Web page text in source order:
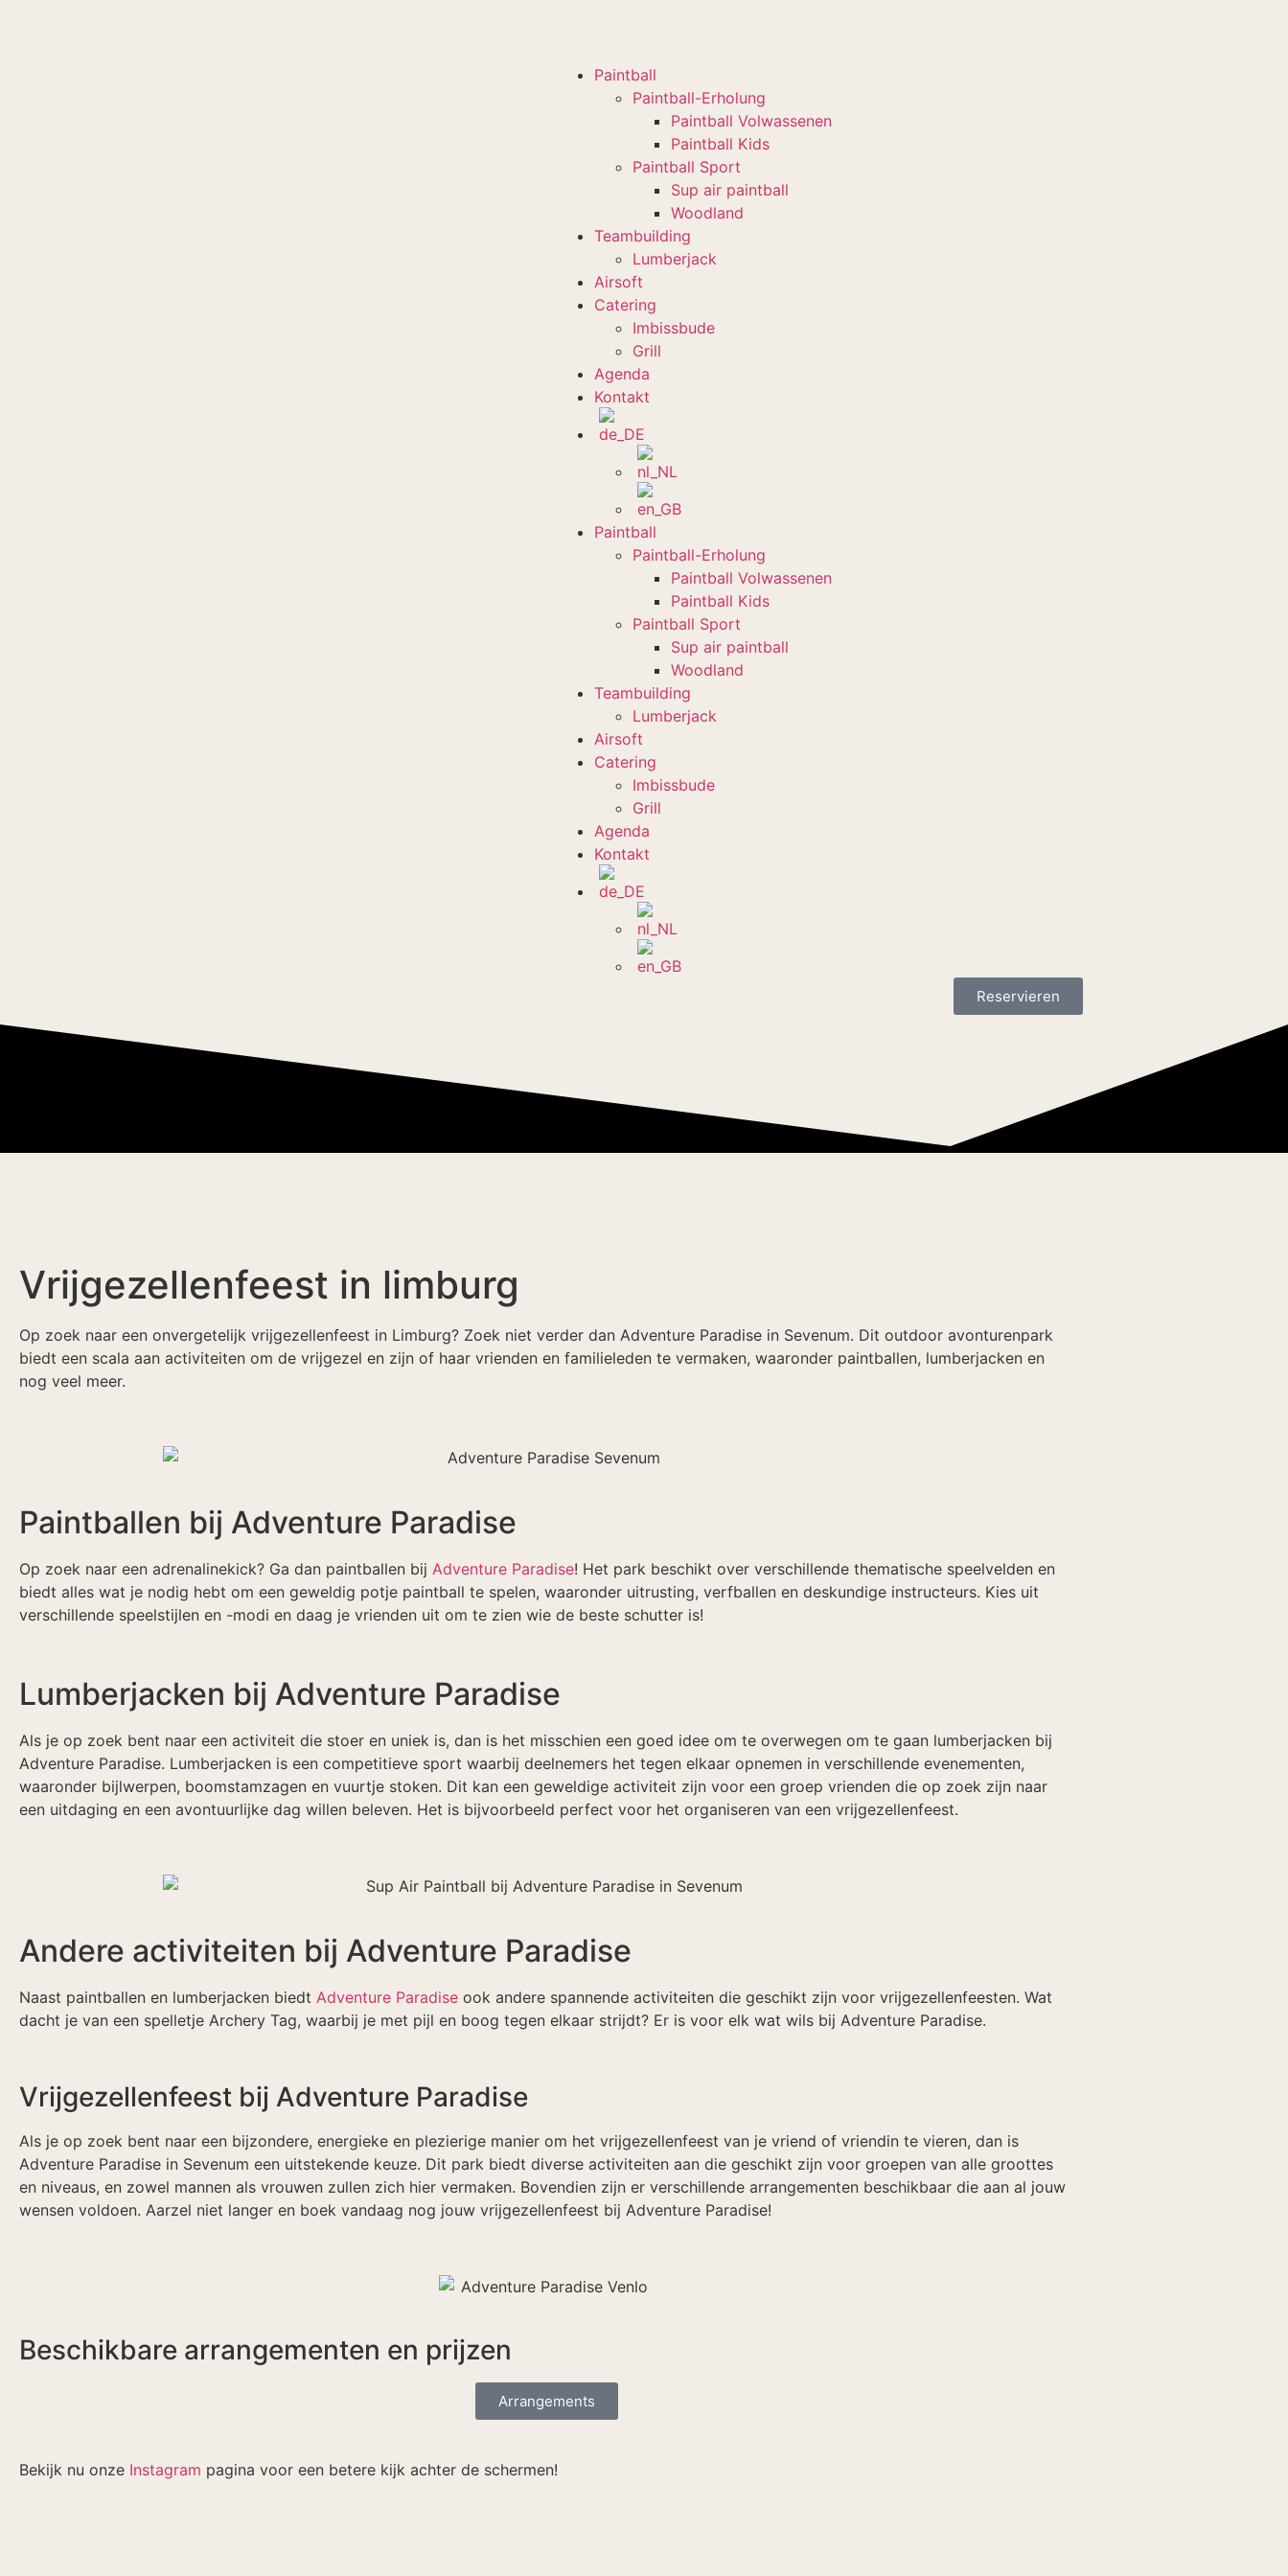
Paintball
Paintball-Erholung
Paintball Volwassenen
Paintball Kids
Paintball Sport
Sup air paintball
Woodland
Teambuilding
Lumberjack
Airsoft
Catering
Imbissbude
Grill
Agenda
Kontakt
Paintball
Paintball-Erholung
Paintball Volwassenen
Paintball Kids
Paintball Sport
Sup air paintball
Woodland
Teambuilding
Lumberjack
Airsoft
Catering
Imbissbude
Grill
Agenda
Kontakt
Reservieren
Vrijgezellenfeest in limburg
Op zoek naar een onvergetelijk vrijgezellenfeest in Limburg? Zoek niet verder dan Adventure Paradise in Sevenum. Dit outdoor avonturenpark
biedt een scala aan activiteiten om de vrijgezel en zijn of haar vrienden en familieleden te vermaken, waaronder paintballen, lumberjacken en
nog veel meer.
Paintballen bij Adventure Paradise
Op zoek naar een adrenalinekick? Ga dan paintballen bij Adventure Paradise! Het park beschikt over verschillende thematische speelvelden en
biedt alles wat je nodig hebt om een geweldig potje paintball te spelen, waaronder uitrusting, verfballen en deskundige instructeurs. Kies uit
verschillende speelstijlen en -modi en daag je vrienden uit om te zien wie de beste schutter is!
Lumberjacken bij Adventure Paradise
Als je op zoek bent naar een activiteit die stoer en uniek is, dan is het misschien een goed idee om te overwegen om te gaan lumberjacken bij
Adventure Paradise. Lumberjacken is een competitieve sport waarbij deelnemers het tegen elkaar opnemen in verschillende evenementen,
waaronder bijlwerpen, boomstamzagen en vuurtje stoken. Dit kan een geweldige activiteit zijn voor een groep vrienden die op zoek zijn naar
een uitdaging en een avontuurlijke dag willen beleven. Het is bijvoorbeeld perfect voor het organiseren van een vrijgezellenfeest.
Andere activiteiten bij Adventure Paradise
Naast paintballen en lumberjacken biedt Adventure Paradise ook andere spannende activiteiten die geschikt zijn voor vrijgezellenfeesten. Wat
dacht je van een spelletje Archery Tag, waarbij je met pijl en boog tegen elkaar strijdt? Er is voor elk wat wils bij Adventure Paradise.
Vrijgezellenfeest bij Adventure Paradise
Als je op zoek bent naar een bijzondere, energieke en plezierige manier om het vrijgezellenfeest van je vriend of vriendin te vieren, dan is
Adventure Paradise in Sevenum een uitstekende keuze. Dit park biedt diverse activiteiten aan die geschikt zijn voor groepen van alle groottes
en niveaus, en zowel mannen als vrouwen zullen zich hier vermaken. Bovendien zijn er verschillende arrangementen beschikbaar die aan al jouw
wensen voldoen. Aarzel niet langer en boek vandaag nog jouw vrijgezellenfeest bij Adventure Paradise!
Beschikbare arrangementen en prijzen
Arrangements
Bekijk nu onze Instagram pagina voor een betere kijk achter de schermen!